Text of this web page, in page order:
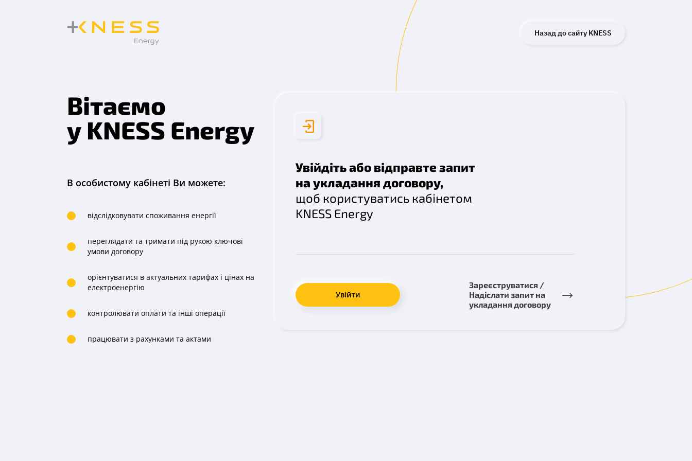
Назад до сайту KNESS
Вітаємо
у KNESS Energy
В особистому кабінеті Ви можете:
відслідковувати споживання енергії
переглядати та тримати під рукою ключові
умови договору
орієнтуватися в актуальних тарифах і цінах на
електроенергію
контролювати оплати та інші операції
працювати з рахунками та актами
Увійдіть або відправте запит
на укладання договору,
щоб користуватись кабінетом
KNESS Energy
Увійти
Зареєструватися /
Надіслати запит на
укладання договору